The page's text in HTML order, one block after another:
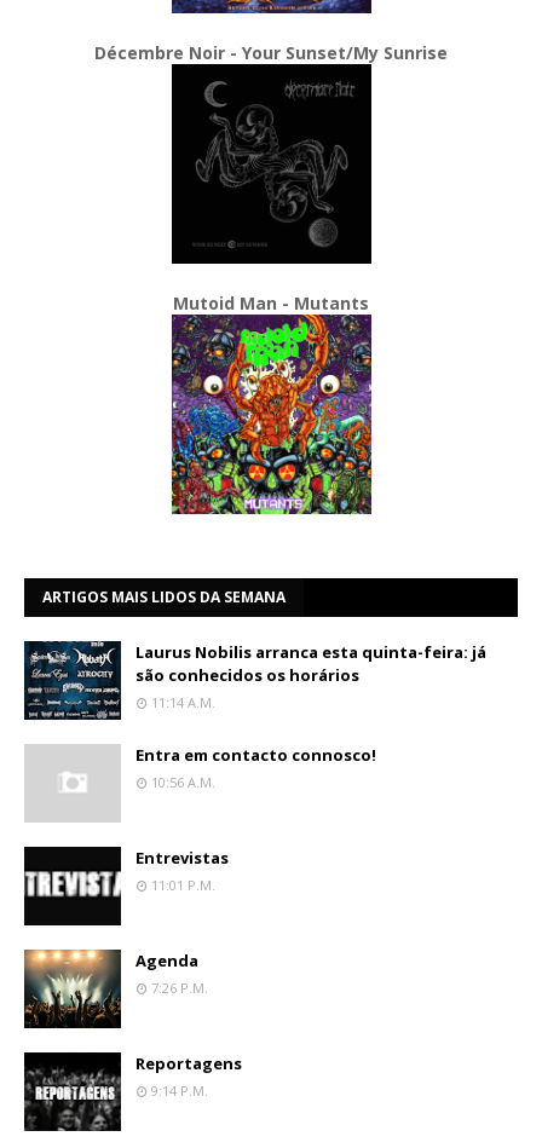
Décembre Noir - Your Sunset/My Sunrise
Mutoid Man - Mutants
ARTIGOS MAIS LIDOS DA SEMANA
Laurus Nobilis arranca esta quinta-feira: já
são conhecidos os horários
11:14 A.m.
Entra em contacto connosco!
10:56 A.m.
Entrevistas
11:01 P.m.
Agenda
7:26 P.m.
Reportagens
9:14 P.m.